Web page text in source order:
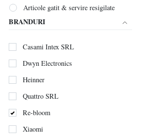
Articole gatit & servire resigilate
Articole resigilate pentru bebeluși
BRANDURI
Casami Intex SRL
Dwyn Electronics
Heinner
Quattro SRL
Re-bloom
Xiaomi